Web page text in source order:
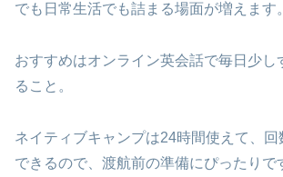
でも日常生活でも詰まる場面が増えます。
おすすめはオンライン英会話で毎日少し
ること。
ネイティブキャンプは24時間使えて、回
できるので、渡航前の準備にぴったりで